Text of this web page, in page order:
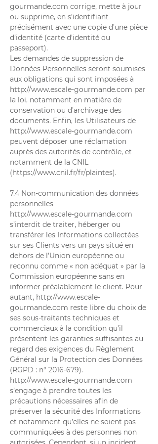
gourmande.com corrige, mette à jour
ou supprime, en s’identifiant
précisément avec une copie d’une pièce
d’identité (carte d’identité ou
passeport).
Les demandes de suppression de
Données Personnelles seront soumises
aux obligations qui sont imposées à
http://www.escale-gourmande.com par
la loi, notamment en matière de
conservation ou d’archivage des
documents. Enfin, les Utilisateurs de
http://www.escale-gourmande.com
peuvent déposer une réclamation
auprès des autorités de contrôle, et
notamment de la CNIL
(https://www.cnil.fr/fr/plaintes).
7.4 Non-communication des données
personnelles
http://www.escale-gourmande.com
s’interdit de traiter, héberger ou
transférer les Informations collectées
sur ses Clients vers un pays situé en
dehors de l’Union européenne ou
reconnu comme « non adéquat » par la
Commission européenne sans en
informer préalablement le client. Pour
autant, http://www.escale-
gourmande.com reste libre du choix de
ses sous-traitants techniques et
commerciaux à la condition qu’il
présentent les garanties suffisantes au
regard des exigences du Règlement
Général sur la Protection des Données
(RGPD : n° 2016-679).
http://www.escale-gourmande.com
s’engage à prendre toutes les
précautions nécessaires afin de
préserver la sécurité des Informations
et notamment qu’elles ne soient pas
communiquées à des personnes non